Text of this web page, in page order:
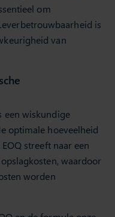
om
is
van
een wiskundige
optimale hoeveelheid
streeft naar een
waardoor
worden